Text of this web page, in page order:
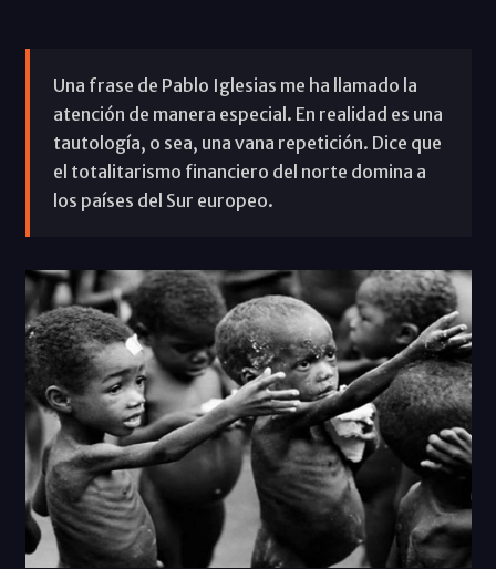
Una frase de Pablo Iglesias me ha llamado la
atención de manera especial. En realidad es una
tautología, o sea, una vana repetición. Dice que
el totalitarismo financiero del norte domina a
los países del Sur europeo.